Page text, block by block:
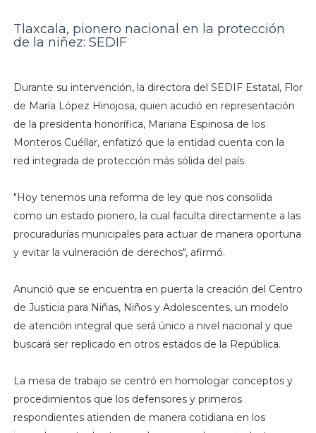
Tlaxcala, pionero nacional en la protección
de la niñez: SEDIF
Durante su intervención, la directora del SEDIF Estatal, Flor
de María López Hinojosa, quien acudió en representación
de la presidenta honorífica, Mariana Espinosa de los
Monteros Cuéllar, enfatizó que la entidad cuenta con la
red integrada de protección más sólida del país.
"Hoy tenemos una reforma de ley que nos consolida
como un estado pionero, la cual faculta directamente a las
procuradurías municipales para actuar de manera oportuna
y evitar la vulneración de derechos", afirmó.
Anunció que se encuentra en puerta la creación del Centro
de Justicia para Niñas, Niños y Adolescentes, un modelo
de atención integral que será único a nivel nacional y que
buscará ser replicado en otros estados de la República.
La mesa de trabajo se centró en homologar conceptos y
procedimientos que los defensores y primeros
respondientes atienden de manera cotidiana en los